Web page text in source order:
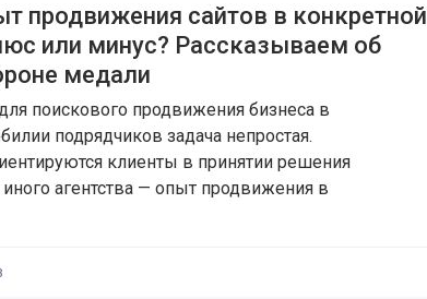
продвижения сайтов в конкретной
или минус? Рассказываем об
медали
поискового продвижения бизнеса в
подрядчиков задача непростая.
клиенты в принятии решения
иного агентства — опыт продвижения в